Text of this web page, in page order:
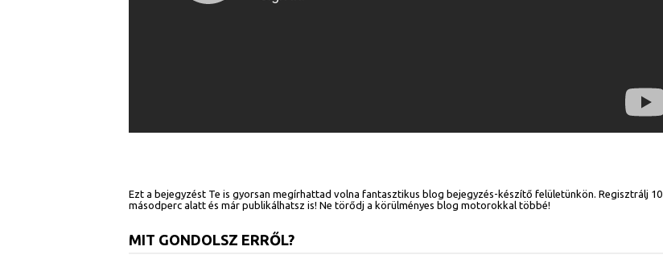
Ezt a bejegyzést Te is gyorsan megírhattad volna fantasztikus blog bejegyzés-készítő felületünkön. Regisztrálj 10
másodperc alatt és már publikálhatsz is! Ne törődj a körülményes blog motorokkal többé!
MIT GONDOLSZ ERRŐL?